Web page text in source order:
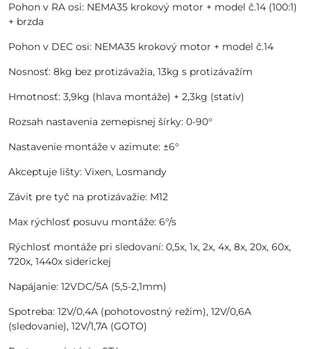
Pohon v RA osi: NEMA35 krokový motor + model č.14 (100:1)
+ brzda
Pohon v DEC osi: NEMA35 krokový motor + model č.14
Nosnosť: 8kg bez protizávažia, 13kg s protizávažím
Hmotnosť: 3,9kg (hlava montáže) + 2,3kg (statív)
Rozsah nastavenia zemepisnej šírky: 0-90°
Nastavenie montáže v azimute: ±6°
Akceptuje lišty: Vixen, Losmandy
Závit pre tyč na protizávažie: M12
Max rýchlosť posuvu montáže: 6°/s
Rýchlosť montáže pri sledovaní: 0,5x, 1x, 2x, 4x, 8x, 20x, 60x,
720x, 1440x siderickej
Napájanie: 12VDC/5A (5,5-2,1mm)
Spotreba: 12V/0,4A (pohotovostný režim), 12V/0,6A
(sledovanie), 12V/1,7A (GOTO)